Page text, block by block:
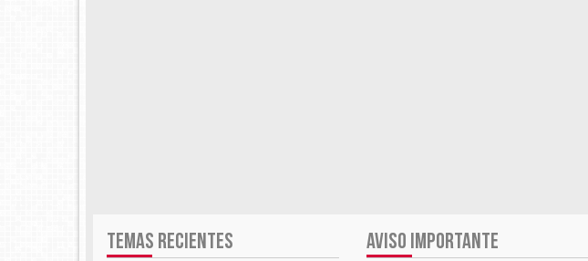
TEMAS RECIENTES AVISO IMPORTANTE